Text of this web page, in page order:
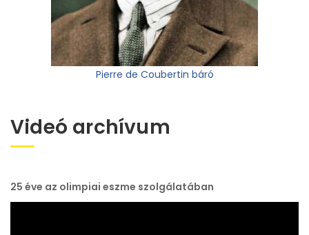
Pierre de Coubertin báró
Videó archívum
25 éve az olimpiai eszme szolgálatában